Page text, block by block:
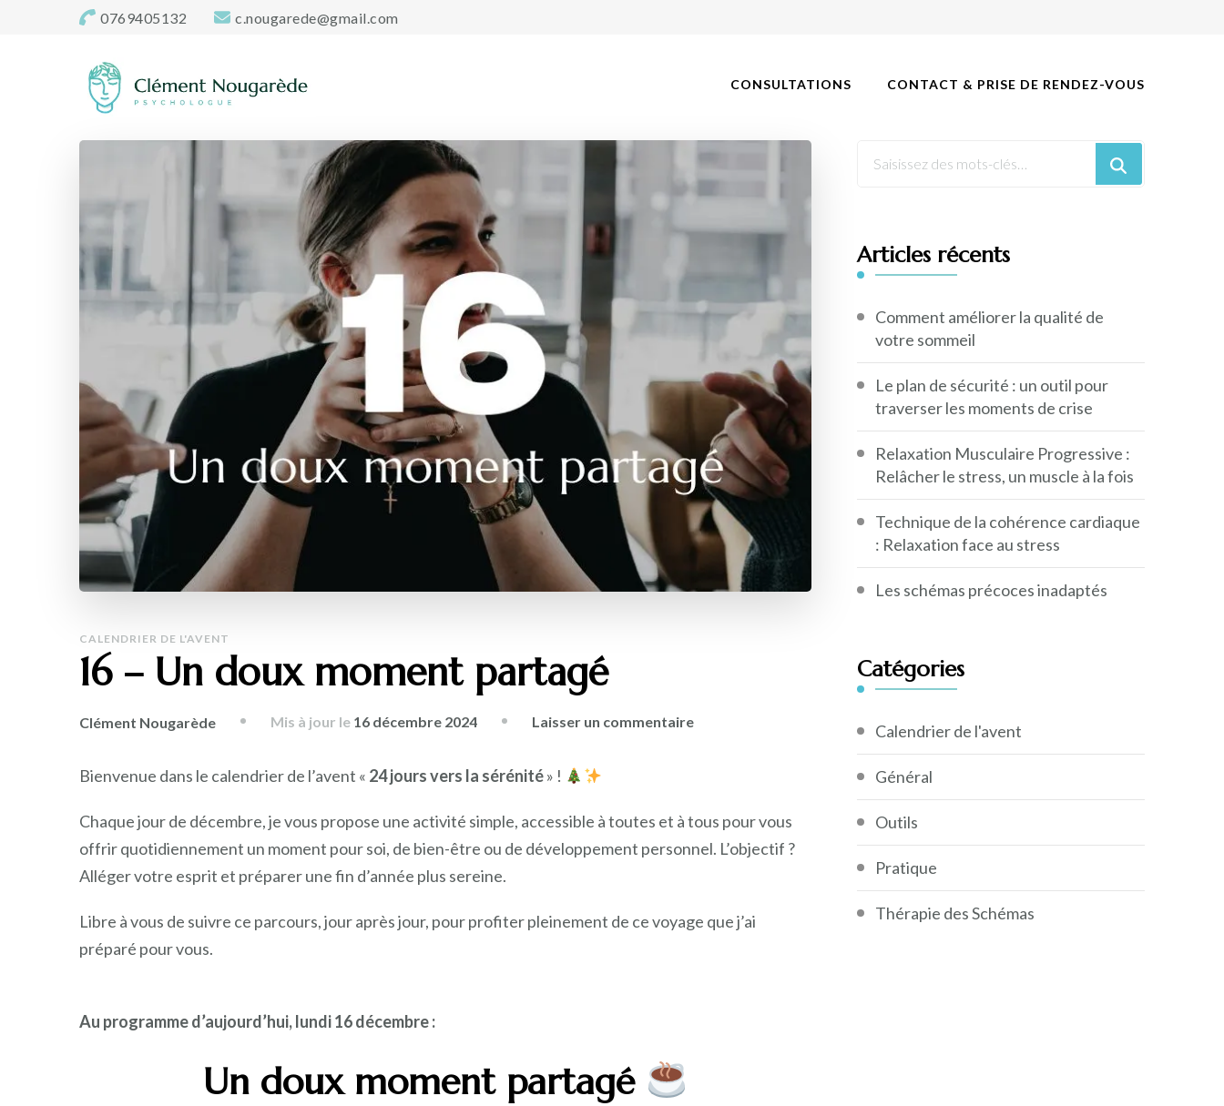
0769405132 c.nougarede@gmail.com
Cabinet-psychologue-chambery.fr
CONSULTATIONS CONTACT & PRISE DE RENDEZ-VOUS
CALENDRIER DE L'AVENT
16 – Un doux moment partagé
Clément Nougarède Mis à jour le 16 décembre 2024 Laisser un commentaire
Bienvenue dans le calendrier de l’avent « 24 jours vers la sérénité» !
Chaque jour de décembre, je vous propose une activité simple, accessible à toutes et à tous pour vous
offrir quotidiennement un moment pour soi, de bien-être ou de développement personnel. L’objectif ?
Alléger votre esprit et préparer une fin d’année plus sereine.
Libre à vous de suivre ce parcours, jour après jour, pour profiter pleinement de ce voyage que j’ai
préparé pour vous.
Au programme d’aujourd’hui, lundi 16 décembre :
Un doux moment partagé
Articles récents
Comment améliorer la qualité de
votre sommeil
Le plan de sécurité : un outil pour
traverser les moments de crise
Relaxation Musculaire Progressive :
Relâcher le stress, un muscle à la fois
Technique de la cohérence cardiaque
: Relaxation face au stress
Les schémas précoces inadaptés
Catégories
Calendrier de l'avent
Général
Outils
Pratique
Thérapie des Schémas